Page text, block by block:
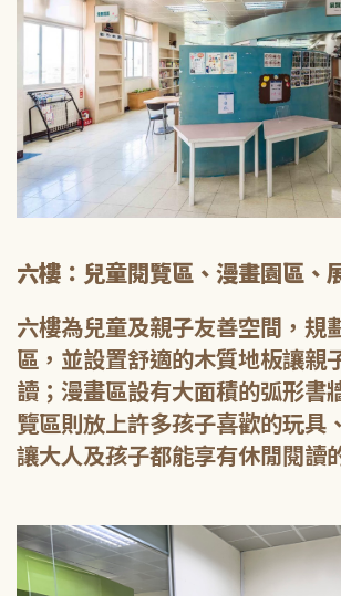
六樓：兒童閱覽區、漫畫園區
六樓為兒童及親子友善空間，規
區，並設置舒適的木質地板讓親
讀；漫畫區設有大面積的弧形書
覽區則放上許多孩子喜歡的玩具
讓大人及孩子都能享有休閒閱讀